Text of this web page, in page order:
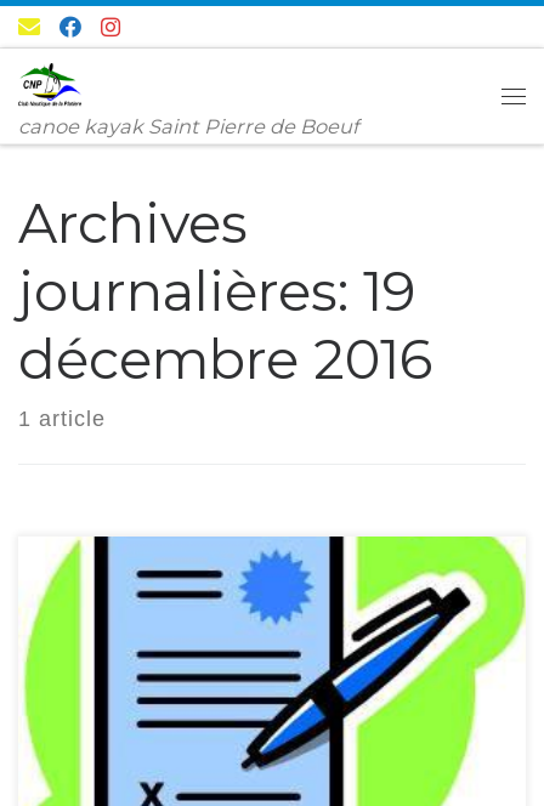
Passer au contenu
canoe kayak Saint Pierre de Boeuf
Archives
journalières: 19
décembre 2016
1 article
Les documents d’adhésion pour 2017 sont disponible ! Vous
trouverez […]